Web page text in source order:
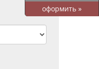
оформить »